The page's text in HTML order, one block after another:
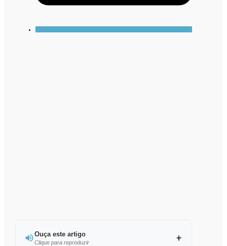
Ouça este artigo
Clique para reproduzir